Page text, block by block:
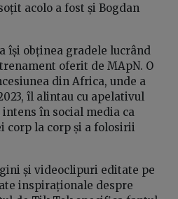
acolo a fost și Bogdan
își obținea gradele lucrând
oferit de MApN. O
din Africa, unde a
îl alintau cu apelativul
intens în social media ca
corp la corp și a folosirii
și videoclipuri editate pe
inspiraționale despre